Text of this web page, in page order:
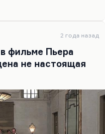
своих каких-то
Это отдельная
можно, собственно,
То, что
2 года назад
фильме Пьера
не настоящая